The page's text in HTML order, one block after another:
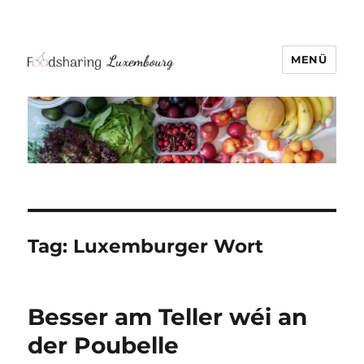
MENÜ
Tag: Luxemburger Wort
Besser am Teller wéi an
der Poubelle